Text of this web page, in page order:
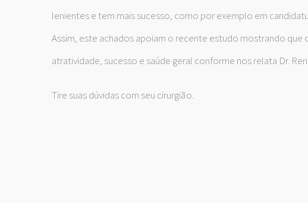
lenientes e tem mais sucesso, como por exemplo em
Assim, este achados apoiam o recente estudo mostrando
atratividade, sucesso e saúde geral conforme nos relata Dr.
Tire suas dúvidas com seu cirurgião.